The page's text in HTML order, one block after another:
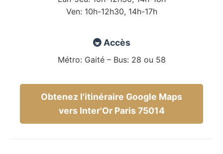
Ven: 10h-12h30, 14h-17h
🚇 Accès
Métro: Gaité – Bus: 28 ou 58
Obtenez l'itinéraire Google Maps
vers Inter'Or Paris 75014